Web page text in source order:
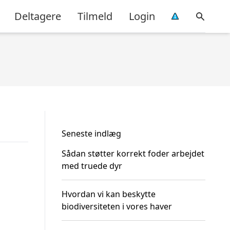
Deltagere Tilmeld Login
Seneste indlæg
Sådan støtter korrekt foder arbejdet
med truede dyr
Hvordan vi kan beskytte
biodiversiteten i vores haver